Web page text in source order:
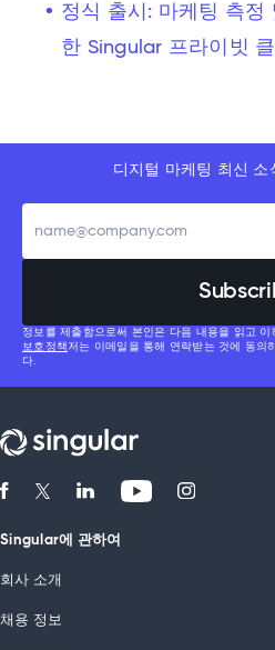
정식 출시: 마케팅 측정
한 Singular 프라이빗
디지털 마케팅 최신 소
정보를 제출함으로써 본인은 다음 내용을 읽고
보호정책 저는 이메일을 통해 연락받는 것에 동의
다.
Singular에 관하여
회사 소개
채용 정보